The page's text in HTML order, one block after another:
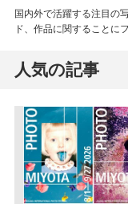
国内外で活躍する注目の
ド、作品に関することに
人気の記事